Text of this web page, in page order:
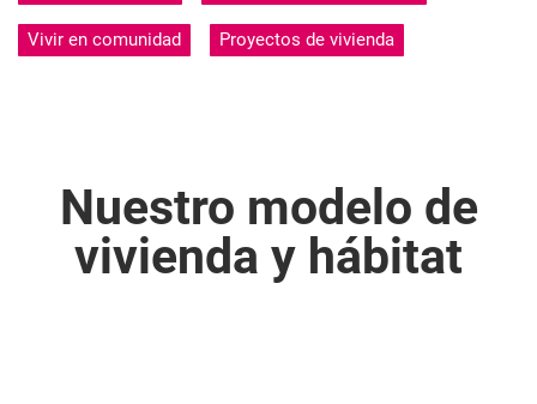
Vivir en comunidad Proyectos de vivienda
Nuestro modelo de
vivienda y hábitat